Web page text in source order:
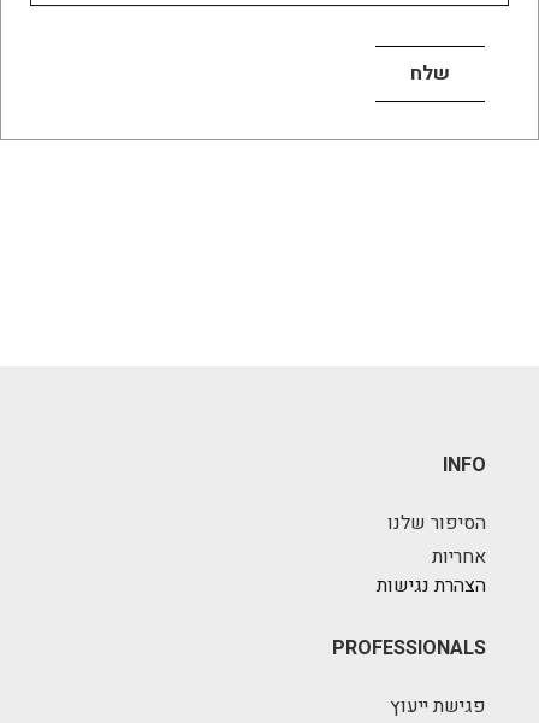
INFO
הסיפור שלנו
אחריות
הצהרת נגישות
PROFESSIONALS
פגישת ייעוץ